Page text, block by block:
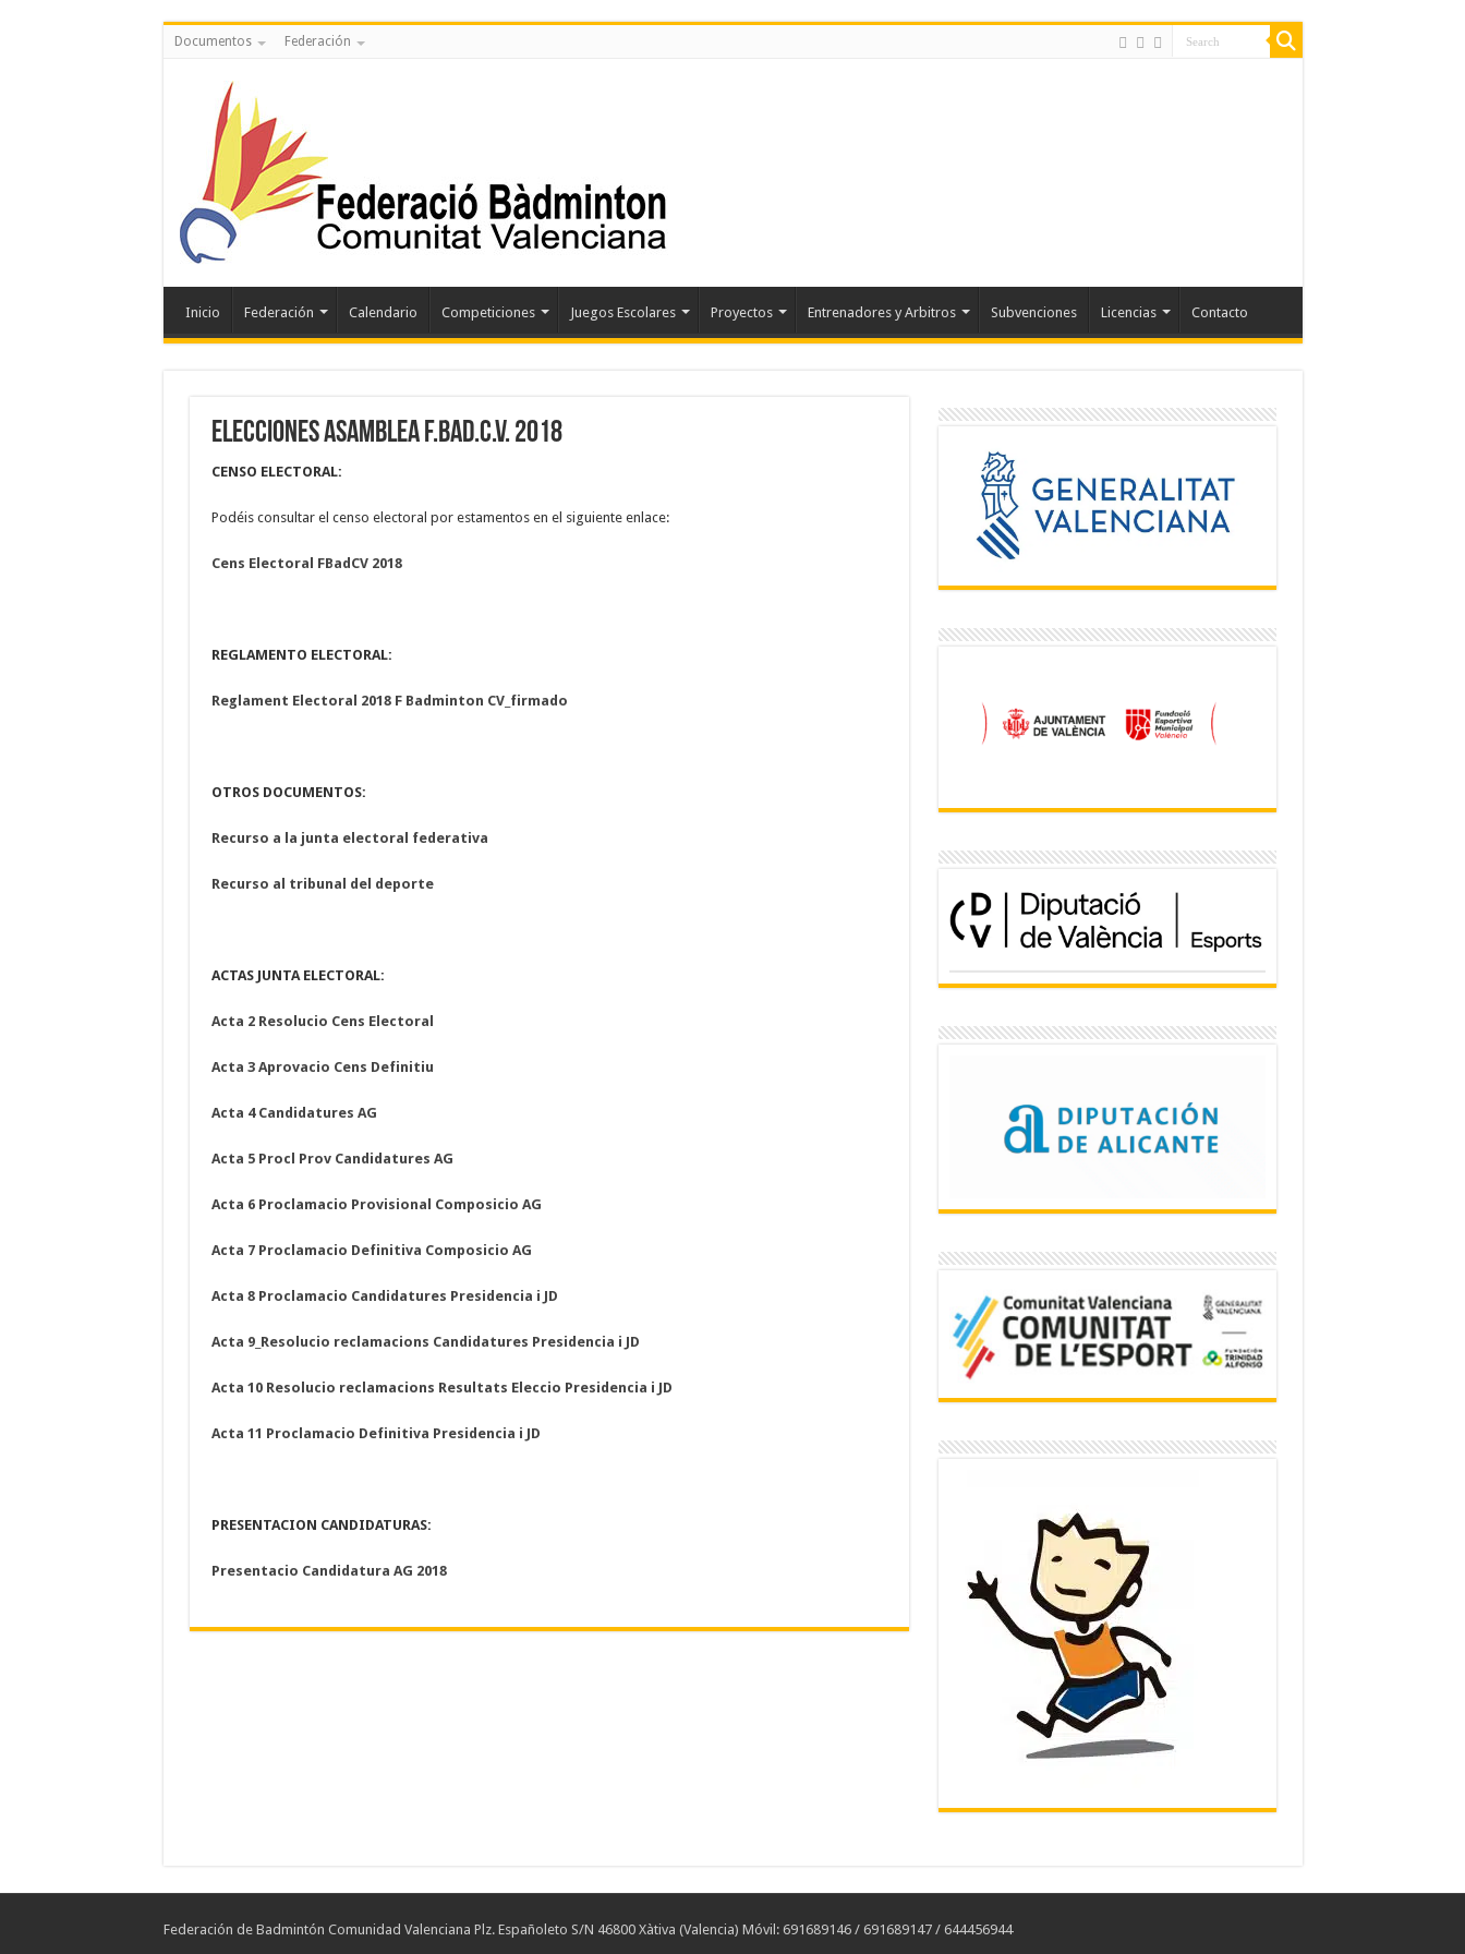
Documentos Federación
Inicio Federación Calendario Competiciones Juegos Escolares Proyectos Entrenadores y Arbitros Subvenciones Licencias Contacto
ELECCIONES ASAMBLEA F.Bad.C.V. 2018
CENSO ELECTORAL:
Podéis consultar el censo electoral por estamentos en el siguiente enlace:
Cens Electoral FBadCV 2018
REGLAMENTO ELECTORAL:
Reglament Electoral 2018 F Badminton CV_firmado
OTROS DOCUMENTOS:
Recurso a la junta electoral federativa
Recurso al tribunal del deporte
ACTAS JUNTA ELECTORAL:
Acta 2 Resolucio Cens Electoral
Acta 3 Aprovacio Cens Definitiu
Acta 4 Candidatures AG
Acta 5 Procl Prov Candidatures AG
Acta 6 Proclamacio Provisional Composicio AG
Acta 7 Proclamacio Definitiva Composicio AG
Acta 8 Proclamacio Candidatures Presidencia i JD
Acta 9_Resolucio reclamacions Candidatures Presidencia i JD
Acta 10 Resolucio reclamacions Resultats Eleccio Presidencia i JD
Acta 11 Proclamacio Definitiva Presidencia i JD
PRESENTACION CANDIDATURAS:
Presentacio Candidatura AG 2018
Federación de Badmintón Comunidad Valenciana Plz. Españoleto S/N 46800 Xàtiva (Valencia) Móvil: 691689146 / 691689147 / 644456944